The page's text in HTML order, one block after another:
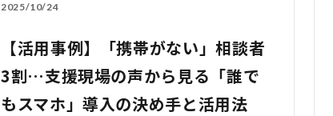
2025/10/24
【活用事例】「携帯がない」相談者
3割…支援現場の声から見る「誰で
もスマホ」導入の決め手と活用法